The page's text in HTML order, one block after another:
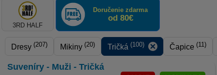
3RD HALF
Doručenie zdarma
od 80€
Dresy (207) Mikiny (20) Tričká (100) Čapice (11)
Suveníry - Muži - Tričká